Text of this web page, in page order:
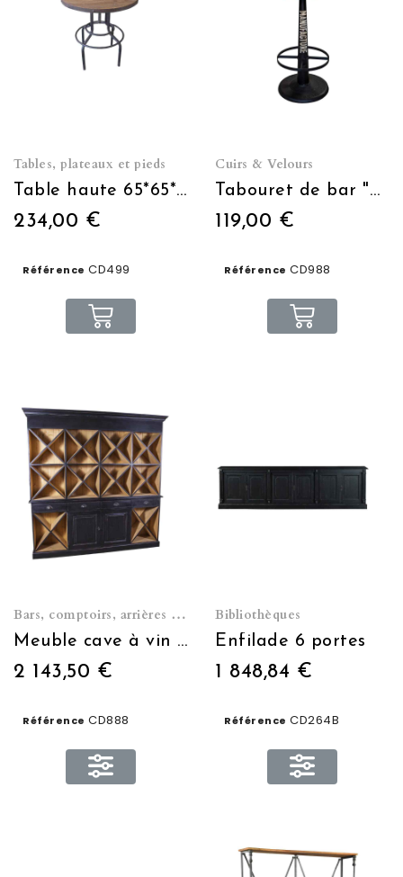
Tables, plateaux et pieds
Table haute 65*65*86
234,00 €
Référence CD499
Cuirs & Velours
Tabouret de bar "Manufacture" assise en cuir
119,00 €
Référence CD988
Bars, comptoirs, arrières de bar et caves à vin
Meuble cave à vin vinothèque
2 143,50 €
Référence CD888
Bibliothèques
Enfilade 6 portes
1 848,84 €
Référence CD264B